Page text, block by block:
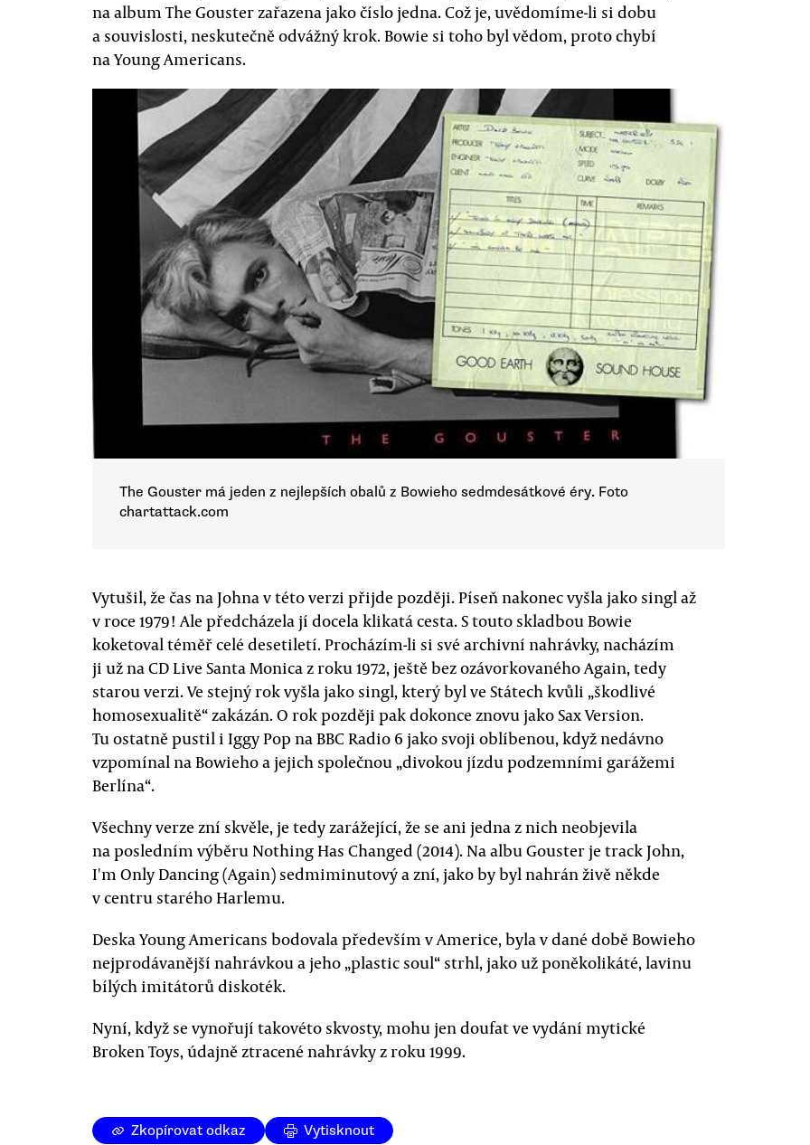
na album The Gouster zařazena jako číslo jedna. Což je, uvědomíme-li si dobu
a souvislosti, neskutečně odvážný krok. Bowie si toho byl vědom, proto chybí
na Young Americans.
The Gouster má jeden z nejlepších obalů z Bowieho sedmdesátkové éry. Foto
chartattack.com
Vytušil, že čas na Johna v této verzi přijde později. Píseň nakonec vyšla jako singl až
v roce 1979! Ale předcházela jí docela klikatá cesta. S touto skladbou Bowie
koketoval téměř celé desetiletí. Procházím-li si své archivní nahrávky, nacházím
ji už na CD Live Santa Monica z roku 1972, ještě bez ozávorkovaného Again, tedy
starou verzi. Ve stejný rok vyšla jako singl, který byl ve Státech kvůli „škodlivé
homosexualitě“ zakázán. O rok později pak dokonce znovu jako Sax Version.
Tu ostatně pustil i Iggy Pop na BBC Radio 6 jako svoji oblíbenou, když nedávno
vzpomínal na Bowieho a jejich společnou „divokou jízdu podzemními garážemi
Berlína“.
Všechny verze zní skvěle, je tedy zarážející, že se ani jedna z nich neobjevila
na posledním výběru Nothing Has Changed (2014). Na albu Gouster je track John,
I'm Only Dancing (Again) sedmiminutový a zní, jako by byl nahrán živě někde
v centru starého Harlemu.
Deska Young Americans bodovala především v Americe, byla v dané době Bowieho
nejprodávanější nahrávkou a jeho „plastic soul“ strhl, jako už poněkolikáté, lavinu
bílých imitátorů diskoték.
Nyní, když se vynořují takovéto skvosty, mohu jen doufat ve vydání mytické
Broken Toys, údajně ztracené nahrávky z roku 1999.
Zkopírovat odkaz Vytisknout